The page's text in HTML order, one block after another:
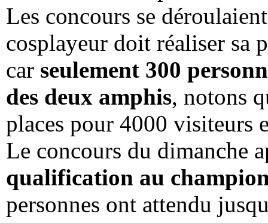
Les concours se
cosplayeur doit réaliser sa
car seulement 300
des deux amphis, notons
places pour 4000 visiteurs
Le concours du dimanche
qualification au
personnes ont attendu